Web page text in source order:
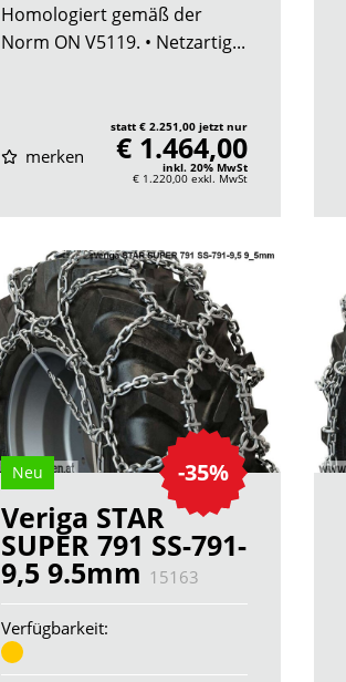
Homologiert gemäß der
Norm ON V5119. • Netzartig...
merken
statt € 2.251,00 jetzt nur
€ 1.464,00
inkl. 20% MwSt
€ 1.220,00 exkl. MwSt
-35%
Neu
Veriga STAR
SUPER 791 SS-791-
9,5 9.5mm 15163
Verfügbarkeit: